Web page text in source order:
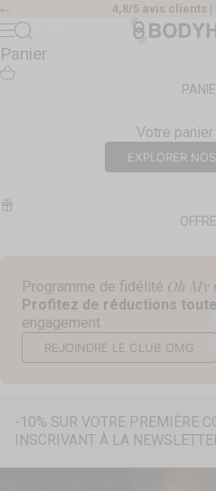
Passer au contenu
Précédent 4,8/5 avis clients |
Body House
Menu
Recherche
Panier
Votre
EXPLORER
Programme de fidélité Oh My
Profitez de réductions toute
engagement
REJOINDRE LE CLUB OMG
-10% SUR VOTRE PREMIÈRE
INSCRIVANT À LA